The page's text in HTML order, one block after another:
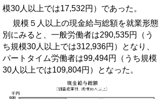
模30人以上では17,532円）であった。
規模５人以上の現金給与総額を就業形態
別にみると、一般労働者は290,535円（う
ち規模30人以上では312,936円）となり、
パートタイム労働者は99,494円（うち規模
30人以上では109,804円）となった。